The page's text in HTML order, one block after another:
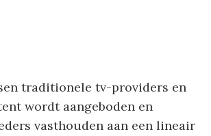
traditionele tv-providers en
wordt aangeboden en
vasthouden aan een lineair